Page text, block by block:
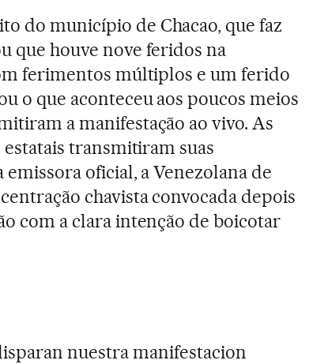
do município de Chacao, que faz
que houve nove feridos na
ferimentos múltiplos e um ferido
o que aconteceu aos poucos meios
a manifestação ao vivo. As
transmitiram suas
oficial, a Venezolana de
chavista convocada depois
com a clara intenção de boicotar
nuestra manifestacion